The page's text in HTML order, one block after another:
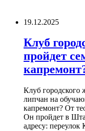
19.12.2025
Клуб
пройдет
Клуб городского
липчан на
капремонт? От
Он пройдет в
адресу: переулок